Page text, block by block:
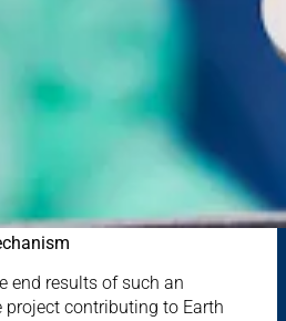
end results of such an
contributing to Earth